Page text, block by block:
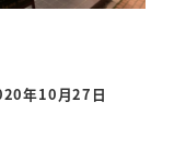
日
年10月27日